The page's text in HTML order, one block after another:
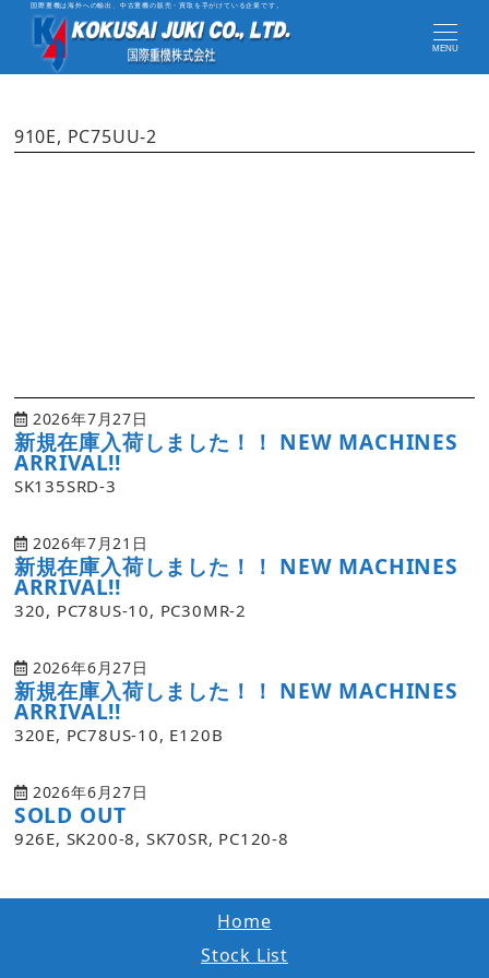
国際重機は海外への輸出、中古重機の販売・買取を手がけている企業です。
MENU
910E, PC75UU-2
2026年7月27日
新規在庫入荷しました！！ NEW MACHINES
ARRIVAL!!
SK135SRD-3
2026年7月21日
新規在庫入荷しました！！ NEW MACHINES
ARRIVAL!!
320, PC78US-10, PC30MR-2
2026年6月27日
新規在庫入荷しました！！ NEW MACHINES
ARRIVAL!!
320E, PC78US-10, E120B
2026年6月27日
SOLD OUT
926E, SK200-8, SK70SR, PC120-8
Home
Stock List